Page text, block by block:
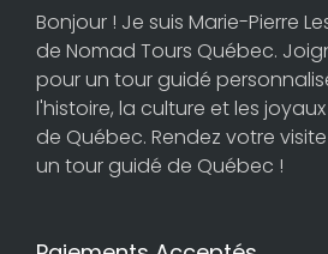
Bonjour ! Je suis Marie-Pierre
de Nomad Tours Québec.
pour un tour guidé
l'histoire, la culture et les
de Québec. Rendez votre
un tour guidé de Québec !